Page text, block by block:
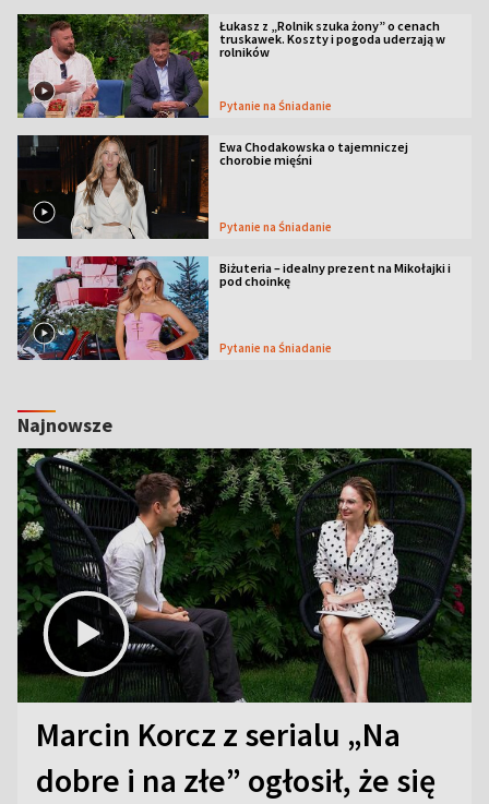
Łukasz z „Rolnik szuka żony” o cenach
truskawek. Koszty i pogoda uderzają w
rolników
Pytanie na Śniadanie
Ewa Chodakowska o tajemniczej
chorobie mięśni
Pytanie na Śniadanie
Biżuteria – idealny prezent na Mikołajki i
pod choinkę
Pytanie na Śniadanie
Najnowsze
Marcin Korcz z serialu „Na
dobre i na złe” ogłosił, że się